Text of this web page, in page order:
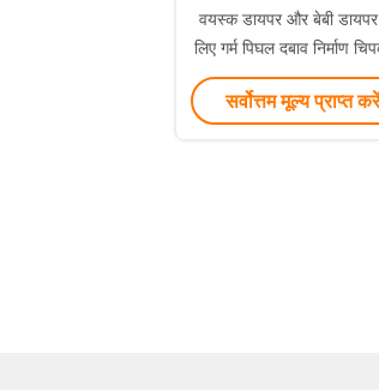
वयस्क डायपर और बेबी
लिए गर्म पिघल दबाव निर्माण
सर्वोत्तम मूल्य प्राप्त